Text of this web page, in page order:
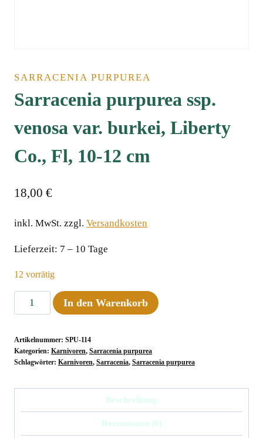
SARRACENIA PURPUREA
Sarracenia purpurea ssp.
venosa var. burkei, Liberty
Co., Fl, 10-12 cm
18,00 €
inkl. MwSt. zzgl. Versandkosten
Lieferzeit: 7 – 10 Tage
12 vorrätig
Sarracenia
purpurea
venosa
var.
Co.,
In den Warenkorb
Artikelnummer: SPU-114
Kategorien: Karnivoren, Sarracenia purpurea
Schlagwörter: Karnivoren, Sarracenia, Sarracenia purpurea
Beschreibung
Rezensionen (0)